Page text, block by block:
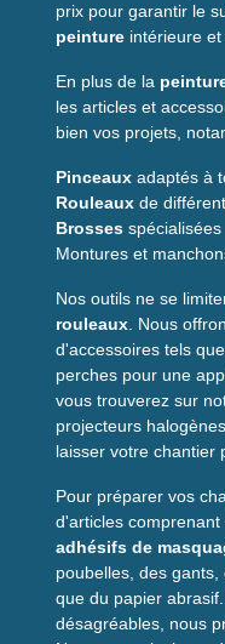
prix pour garantir le
peinture intérieure et
En plus de la
les articles et
bien vos projets,
Pinceaux adaptés à
Rouleaux de
Brosses spécialisées
Montures et
Nos outils ne se
rouleaux . Nous
d'accessoires tels
perches pour une
vous trouverez sur
projecteurs
laisser votre chantier
Pour préparer vos
d'articles
adhésifs de
poubelles, des
que du papier
désagréables, nous